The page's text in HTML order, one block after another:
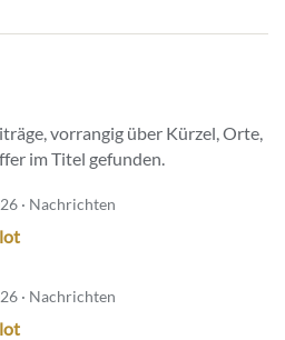
vorrangig über Kürzel, Orte,
im Titel gefunden.
· Nachrichten
· Nachrichten